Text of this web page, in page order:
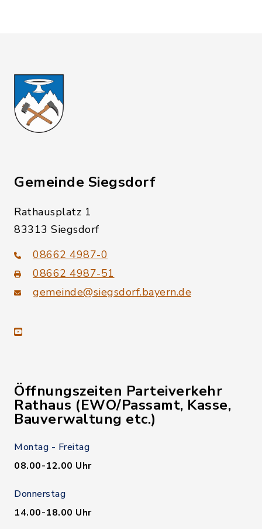
Gemeinde Siegsdorf
Rathausplatz 1
83313 Siegsdorf
08662 4987-0
08662 4987-51
gemeinde@siegsdorf.bayern.de
youtube
Öffnungszeiten Parteiverkehr
Rathaus (EWO/Passamt, Kasse,
Bauverwaltung etc.)
Montag - Freitag
08.00-12.00 Uhr
Donnerstag
14.00-18.00 Uhr